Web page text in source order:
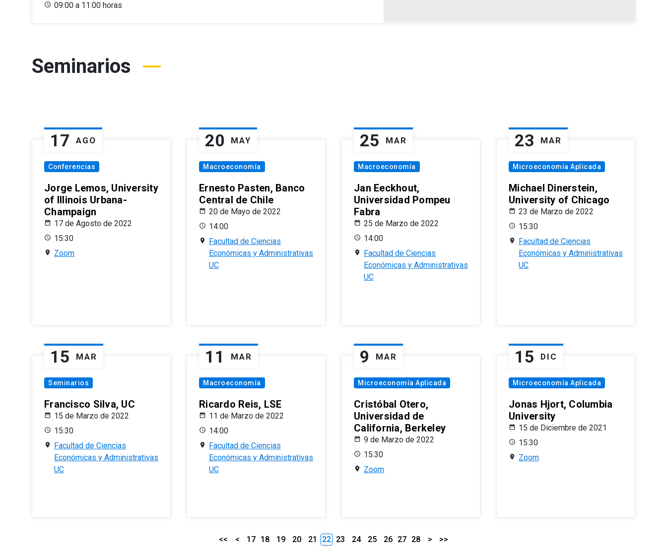
09:00 a 11:00 horas
Seminarios
17 AGO
Conferencias
Jorge Lemos, University
of Illinois Urbana-
Champaign
17 de Agosto de 2022
15:30
Zoom
20 MAY
Macroeconomía
Ernesto Pasten, Banco
Central de Chile
20 de Mayo de 2022
14:00
Facultad de Ciencias
Económicas y Administrativas
UC
25 MAR
Macroeconomía
Jan Eeckhout,
Universidad Pompeu
Fabra
25 de Marzo de 2022
14:00
Facultad de Ciencias
Económicas y Administrativas
UC
23 MAR
Microeconomía Aplicada
Michael Dinerstein,
University of Chicago
23 de Marzo de 2022
15:30
Facultad de Ciencias
Económicas y Administrativas
UC
15 MAR
Seminarios
Francisco Silva, UC
15 de Marzo de 2022
15:30
Facultad de Ciencias
Económicas y Administrativas
UC
11 MAR
Macroeconomía
Ricardo Reis, LSE
11 de Marzo de 2022
14:00
Facultad de Ciencias
Económicas y Administrativas
UC
9 MAR
Microeconomía Aplicada
Cristóbal Otero,
Universidad de
California, Berkeley
9 de Marzo de 2022
15:30
Zoom
15 DIC
Microeconomía Aplicada
Jonas Hjort, Columbia
University
15 de Diciembre de 2021
15:30
Zoom
<< < 17 18 19 20 21 22 23 24 25 26 27 28 > >>